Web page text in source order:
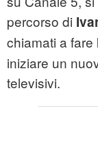
percorso di
chiamati a fare
iniziare un
televisivi.